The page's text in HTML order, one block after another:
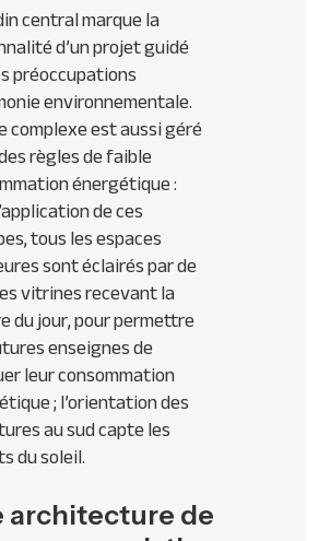
central marque la
d’un projet guidé
préoccupations
environnementale.
complexe est aussi géré
règles de faible
énergétique :
de ces
tous les espaces
sont éclairés par de
vitrines recevant la
du jour, pour permettre
enseignes de
leur consommation
; l’orientation des
au sud capte les
du soleil.
architecture de